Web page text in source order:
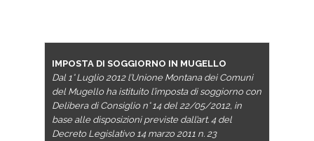
IMPOSTA DI SOGGIORNO IN MUGELLO
Dal 1° Luglio 2012 l’Unione Montana dei Comuni
del Mugello ha istituito l’imposta di soggiorno con
Delibera di Consiglio n° 14 del 22/05/2012, in
base alle disposizioni previste dall’art. 4 del
Decreto Legislativo 14 marzo 2011 n. 23